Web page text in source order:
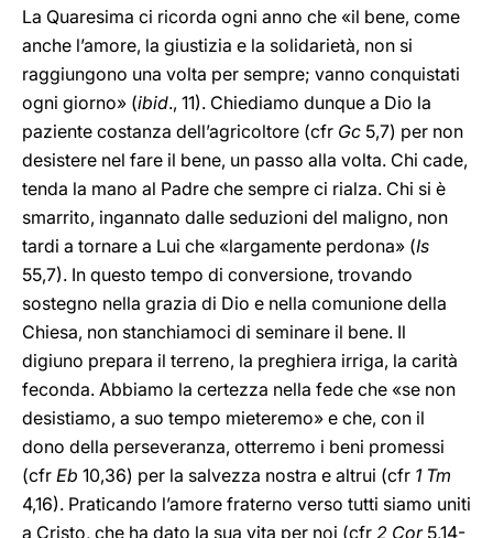
La Quaresima ci ricorda ogni anno che «il bene, come
anche l’amore, la giustizia e la solidarietà, non si
raggiungono una volta per sempre; vanno conquistati
ogni giorno» (ibid., 11). Chiediamo dunque a Dio la
paziente costanza dell’agricoltore (cfr Gc 5,7) per non
desistere nel fare il bene, un passo alla volta. Chi cade,
tenda la mano al Padre che sempre ci rialza. Chi si è
smarrito, ingannato dalle seduzioni del maligno, non
tardi a tornare a Lui che «largamente perdona» (Is
55,7). In questo tempo di conversione, trovando
sostegno nella grazia di Dio e nella comunione della
Chiesa, non stanchiamoci di seminare il bene. Il
digiuno prepara il terreno, la preghiera irriga, la carità
feconda. Abbiamo la certezza nella fede che «se non
desistiamo, a suo tempo mieteremo» e che, con il
dono della perseveranza, otterremo i beni promessi
(cfr Eb 10,36) per la salvezza nostra e altrui (cfr 1 Tm
4,16). Praticando l’amore fraterno verso tutti siamo uniti
a Cristo, che ha dato la sua vita per noi (cfr 2 Cor5,14-